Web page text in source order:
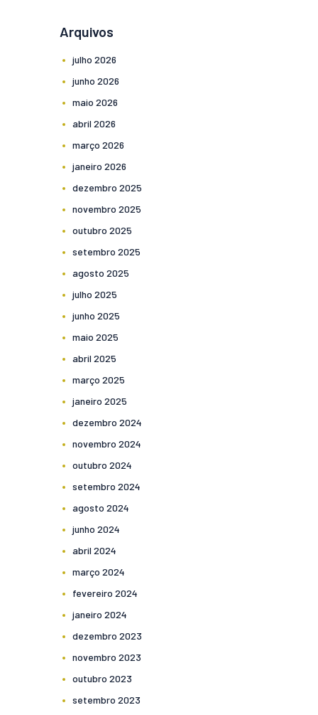
Arquivos
julho 2026
junho 2026
maio 2026
abril 2026
março 2026
janeiro 2026
dezembro 2025
novembro 2025
outubro 2025
setembro 2025
agosto 2025
julho 2025
junho 2025
maio 2025
abril 2025
março 2025
janeiro 2025
dezembro 2024
novembro 2024
outubro 2024
setembro 2024
agosto 2024
junho 2024
abril 2024
março 2024
fevereiro 2024
janeiro 2024
dezembro 2023
novembro 2023
outubro 2023
setembro 2023